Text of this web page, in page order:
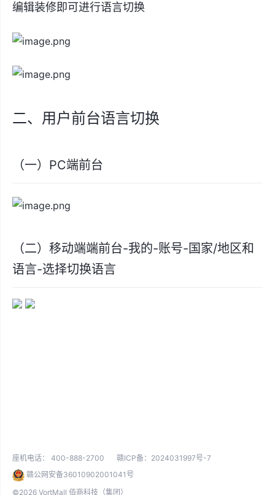
编辑装修即可进行语言切换
二、用户前台语言切换
（一）PC端前台
（二）移动端端前台-我的-账号-国家/地区和
语言-选择切换语言
座机电话： 400-888-2700
赣ICP备：2024031997号-7
赣公网安备36010902001041号
©2026 VortMall 佰商科技（集团）